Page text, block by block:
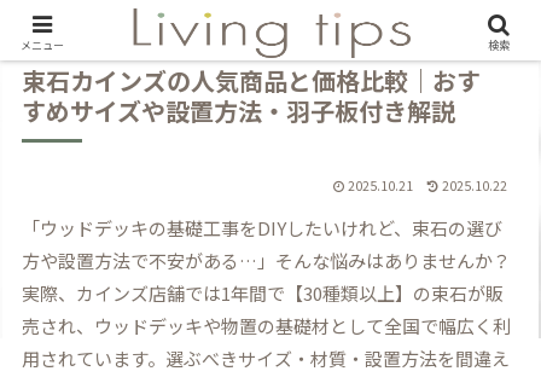
束石カインズの人気商品と価格比較｜おす
すめサイズや設置方法・羽子板付き解説
2025.10.21 2025.10.22
「ウッドデッキの基礎工事をDIYしたいけれど、束石の選び
方や設置方法で不安がある…」そんな悩みはありませんか？
実際、カインズ店舗では1年間で【30種類以上】の束石が販
売され、ウッドデッキや物置の基礎材として全国で幅広く利
用されています。選ぶべきサイズ・材質・設置方法を間違え
メニュー 検索